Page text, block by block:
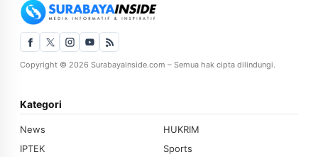
Copyright © 2026 SurabayaInside.com – Semua hak cipta dilindungi.
Kategori
News
HUKRIM
IPTEK
Sports